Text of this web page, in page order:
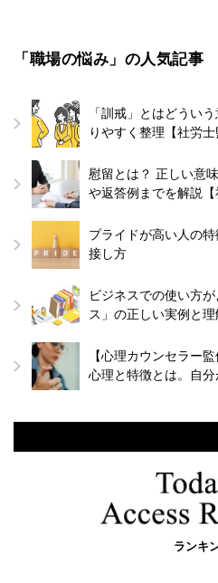
「職場の悩み」の人気記事
「訓戒」とはどうい
りやすく整理【社労士
慰留とは？ 正しい意
や返答例までを解説【
プライドが高い人の
接し方
ビジネスでの使い方
ス」の正しい実例と
【心理カウンセラー
心理と特徴とは。自
ランキ